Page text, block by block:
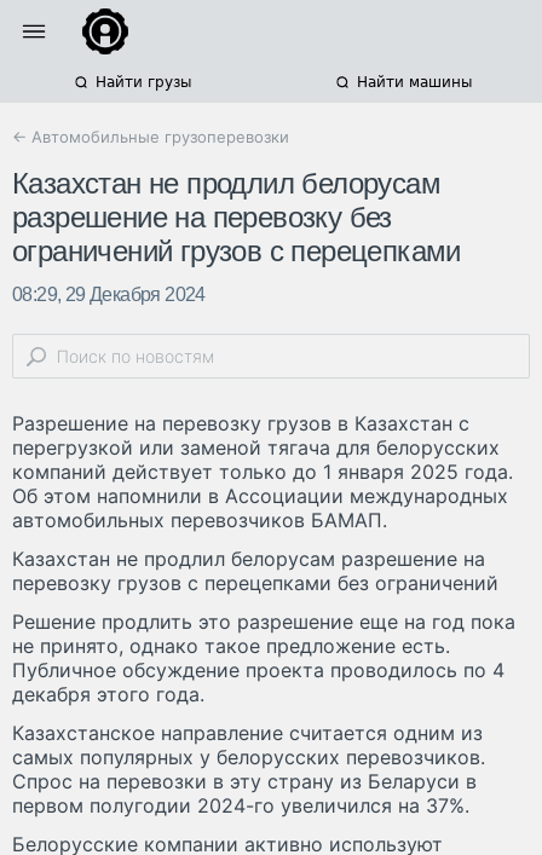
Найти грузы Найти машины
← Автомобильные грузоперевозки
Казахстан не продлил белорусам
разрешение на перевозку без
ограничений грузов с перецепками
08:29, 29 Декабря 2024
Разрешение на перевозку грузов в Казахстан с
перегрузкой или заменой тягача для белорусских
компаний действует только до 1 января 2025 года.
Об этом напомнили в Ассоциации международных
автомобильных перевозчиков БАМАП.
Казахстан не продлил белорусам разрешение на
перевозку грузов с перецепками без ограничений
Решение продлить это разрешение еще на год пока
не принято, однако такое предложение есть.
Публичное обсуждение проекта проводилось по 4
декабря этого года.
Казахстанское направление считается одним из
самых популярных у белорусских перевозчиков.
Спрос на перевозки в эту страну из Беларуси в
первом полугодии 2024-го увеличился на 37%.
Белорусские компании активно используют